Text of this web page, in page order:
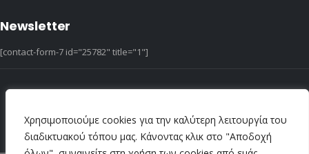
Χρησιμοποιούμε cookies για την καλύτερη λειτουργία του
διαδικτυακού τόπου μας. Κάνοντας κλικ στο "Αποδοχή
Newsletter
[contact-form-7 id="25782" title="1"]